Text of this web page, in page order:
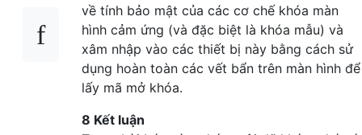
về tính bảo mật của các cơ chế khóa màn
hình cảm ứng (và đặc biệt là khóa mẫu) và
xâm nhập vào các thiết bị này bằng cách sử
dụng hoàn toàn các vết bẩn trên màn hình để
lấy mã mở khóa.
8 Kết luận